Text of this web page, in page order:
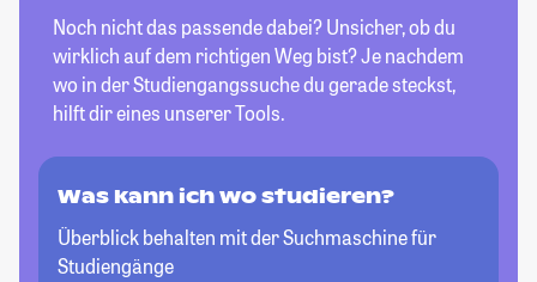
Noch nicht das passende dabei? Unsicher, ob du
wirklich auf dem richtigen Weg bist? Je nachdem
wo in der Studiengangssuche du gerade steckst,
hilft dir eines unserer Tools.
Was kann ich wo studieren?
Überblick behalten mit der Suchmaschine für
Studiengänge